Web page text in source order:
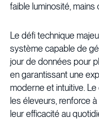
faible luminosité, mains
Le défi technique
système capable de
jour de données pour
en garantissant une
moderne et intuitive.
les éleveurs, renforce
leur efficacité au